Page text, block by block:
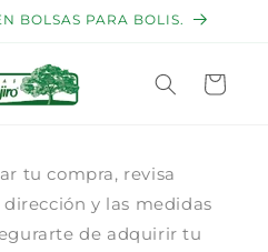
BOLSAS PARA BOLIS.
Carrito
tu compra, revisa
y las medidas
de adquirir tu